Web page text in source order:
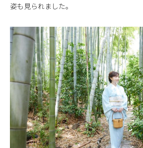
姿も見られました。